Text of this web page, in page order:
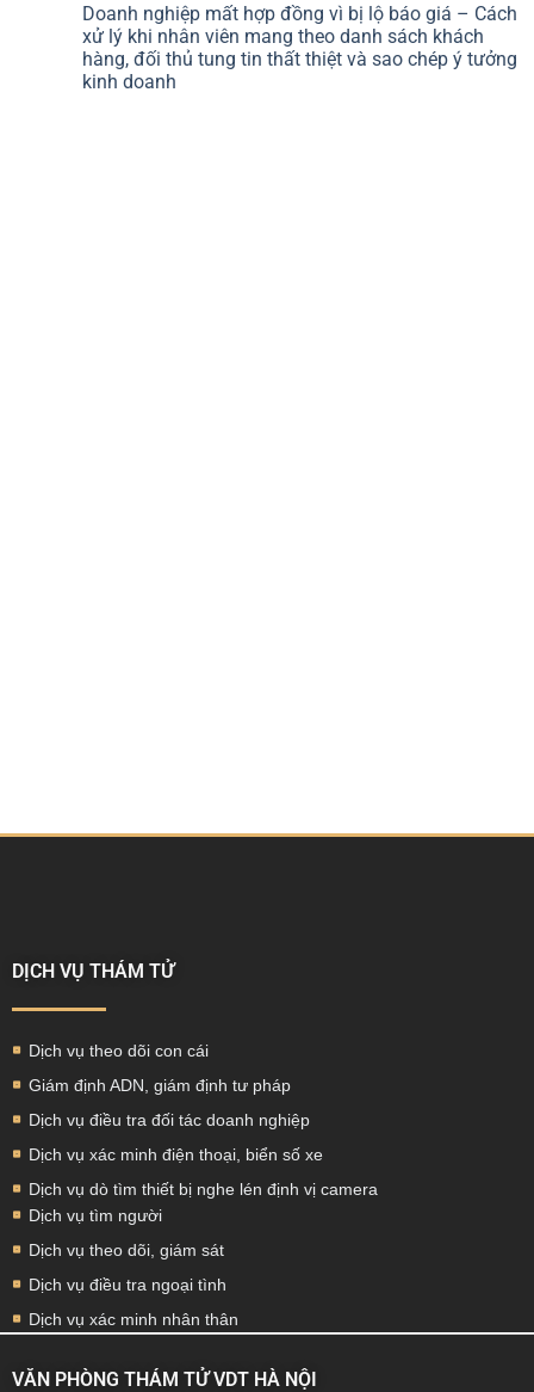
Doanh nghiệp mất hợp đồng vì bị lộ báo giá – Cách
xử lý khi nhân viên mang theo danh sách khách
hàng, đối thủ tung tin thất thiệt và sao chép ý tưởng
kinh doanh
DỊCH VỤ THÁM TỬ
Dịch vụ theo dõi con cái
Giám định ADN, giám định tư pháp
Dịch vụ điều tra đối tác doanh nghiệp
Dịch vụ xác minh điện thoại, biển số xe
Dịch vụ dò tìm thiết bị nghe lén định vị camera
Dịch vụ tìm người
Dịch vụ theo dõi, giám sát
Dịch vụ điều tra ngoại tình
Dịch vụ xác minh nhân thân
VĂN PHÒNG THÁM TỬ VDT HÀ NỘI